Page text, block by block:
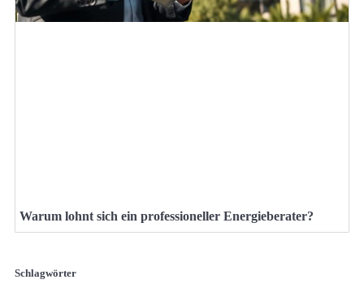
Warum lohnt sich ein professioneller Energieberater?
Schlagwörter